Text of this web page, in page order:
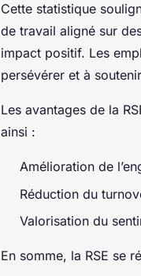
Cette statistique
de travail aligné sur
impact positif. Les
persévérer et à
Les avantages de la
ainsi :
Amélioration de
Réduction du
Valorisation du
En somme, la RSE se